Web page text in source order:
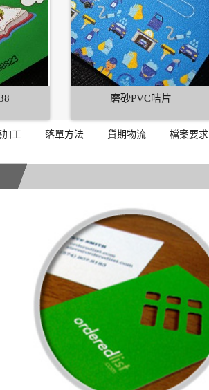
磨砂PVC咭片
加工 落單方法 貨期物流 檔案要求